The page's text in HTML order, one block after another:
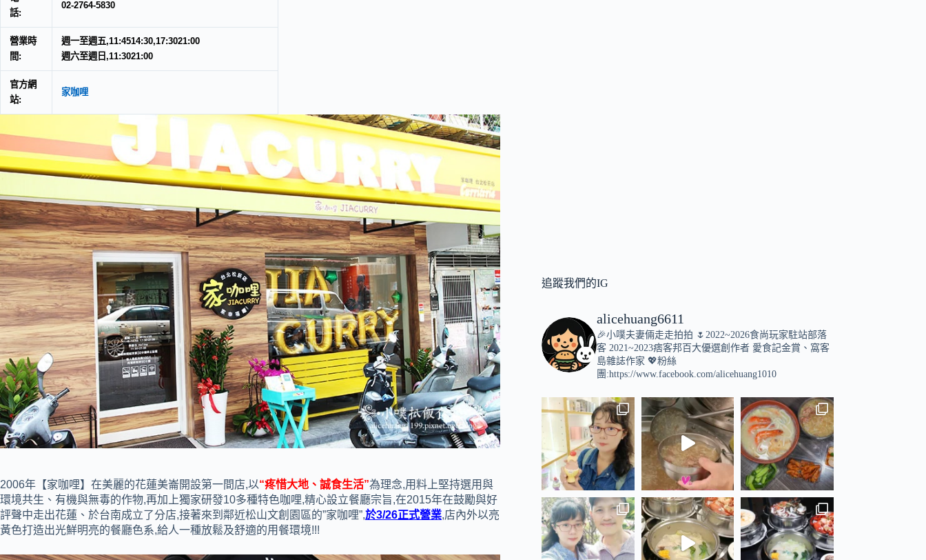
話:
02-2764-5830
營業時
間:
週一至週五,11:4514:30,17:3021:00
週六至週日,11:3021:00
官方網
站:
家咖哩
2006年【家咖哩】在美麗的花蓮美崙開設第一間店,以“疼惜大地、誠食生活”為理念,用料上堅持選用與
環境共生、有機與無毒的作物,再加上獨家研發10多種特色咖哩,精心設立餐廳宗旨,在2015年在鼓勵與好
評聲中走出花蓮、於台南成立了分店,接著來到鄰近松山文創園區的”家咖哩”,於3/26正式營業,店內外以亮
黃色打造出光鮮明亮的餐廳色系,給人一種放鬆及舒適的用餐環境!!!
追蹤我們的IG
alicehuang6611
🎉小噗夫妻倆走走拍拍 🌷2022~2026食尚玩家駐站部落
客 2021~2023痞客邦百大優選創作者 愛食記金賞、窩客
島雜誌作家 💖粉絲
團:https://www.facebook.com/alicehuang1010